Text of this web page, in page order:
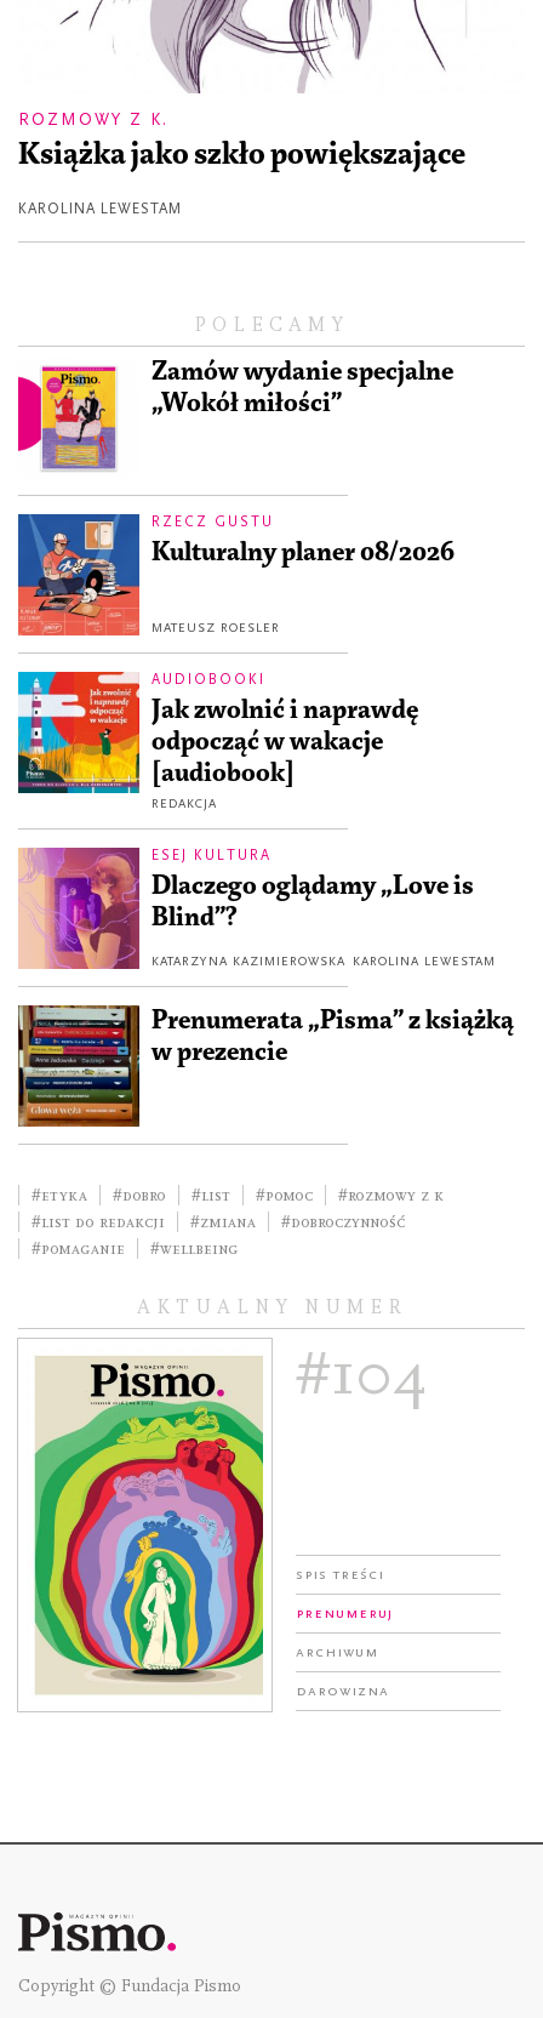
POLECAMY
Zamów wydanie specjalne
„Wokół miłości”
RZECZ GUSTU
Kulturalny planer 08/2026
MATEUSZ ROESLER
AUDIOBOOKI
Jak zwolnić i naprawdę
odpocząć w wakacje
[audiobook]
REDAKCJA
ESEJ KULTURA
Dlaczego oglądamy „Love is
Blind”?
KATARZYNA KAZIMIEROWSKA KAROLINA LEWESTAM
Prenumerata „Pisma” z książką
w prezencie
#etyka #dobro #list #pomoc
#Rozmowy z K
#list do redakcji
#zmiana
#dobroczynność
#pomaganie
#wellbeing
AKTUALNY NUMER
#104
Spis treści
Prenumeruj
Archiwum
Darowizna
ROZMOWY Z K.
Książka jako szkło powiększające
KAROLINA LEWESTAM
Copyright © Fundacja Pismo